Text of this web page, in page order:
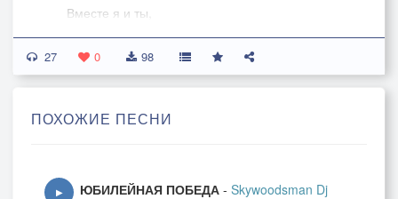
Вместе я и ты,
Опускались листья,
Краски нам даря,
Первым сентября,
Первый день осени,
27 0 98
ПОХОЖИЕ ПЕСНИ
▶ ЮБИЛЕЙНАЯ ПОБЕДА - Skywoodsman Dj